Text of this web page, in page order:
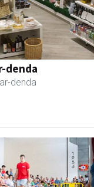
denda
denda